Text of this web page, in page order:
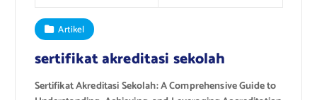
Artikel
sertifikat akreditasi sekolah
Sertifikat Akreditasi Sekolah: A Comprehensive Guide to